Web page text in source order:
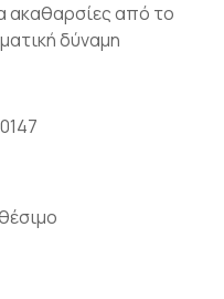
ακαθαρσίες από το
δύναμη